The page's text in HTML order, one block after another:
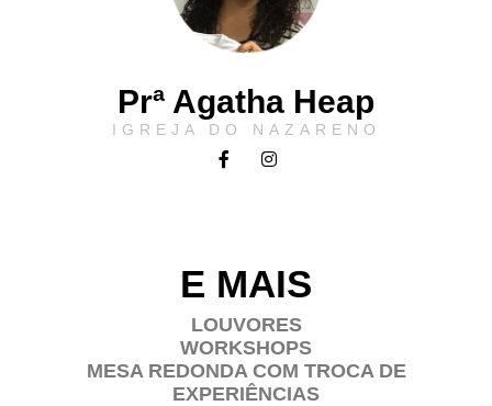
Prª Agatha Heap
IGREJA DO NAZARENO
E MAIS
LOUVORES
WORKSHOPS
MESA REDONDA COM TROCA DE
EXPERIÊNCIAS